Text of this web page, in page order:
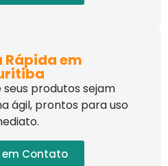
Rápida em
produtos sejam
ágil, prontos para uso
em Contato